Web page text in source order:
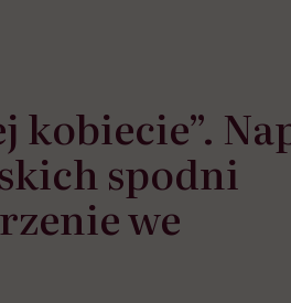
kobiecie”.
spodni
we